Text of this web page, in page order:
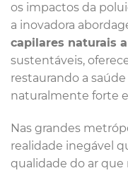
os impactos da
a inovadora
capilares naturais
sustentáveis,
restaurando a
naturalmente forte
Nas grandes
realidade inegável
qualidade do ar que